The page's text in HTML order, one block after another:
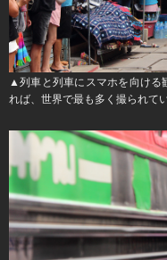
▲列車と列車にスマホを向ける
れば、世界で最も多く撮られて